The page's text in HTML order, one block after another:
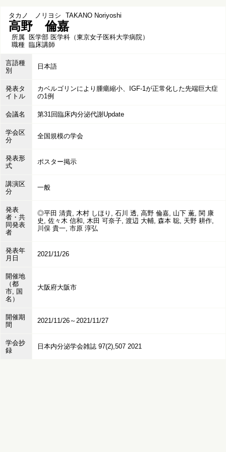
タカノ ノリヨシ TAKANO Noriyoshi
高野 倫嘉
所属 医学部 医学科（東京女子医科大学病院）
職種 臨床講師
言語種
別
日本語
発表タ
イトル
カベルゴリンにより腫瘍縮小、IGF-1が正常化した先端巨大症
の1例
会議名 第31回臨床内分泌代謝Update
学会区
分
全国規模の学会
発表形
式
ポスター掲示
講演区
分
一般
発表
者・共
同発表
者
◎平田 清貴, 木村 しほり, 石川 透, 高野 倫嘉, 山下 薫, 関 康
史, 佐々木 信和, 木田 可奈子, 渡辺 大輔, 森本 聡, 天野 耕作,
川俣 貴一, 市原 淳弘
発表年
月日
2021/11/26
開催地
（都
市, 国
名）
大阪府大阪市
開催期
間
2021/11/26～2021/11/27
学会抄
録
日本内分泌学会雑誌 97(2),507 2021